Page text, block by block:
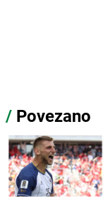
/ Povezano